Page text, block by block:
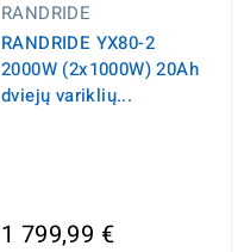
RANDRIDE
RANDRIDE YX80-2
2000W (2x1000W) 20Ah
dviejų variklių...
1 799,99 €